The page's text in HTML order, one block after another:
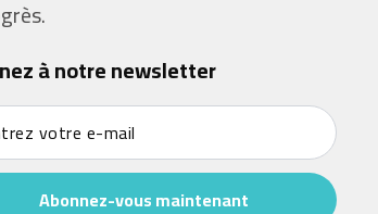
à notre newsletter
Abonnez-vous maintenant